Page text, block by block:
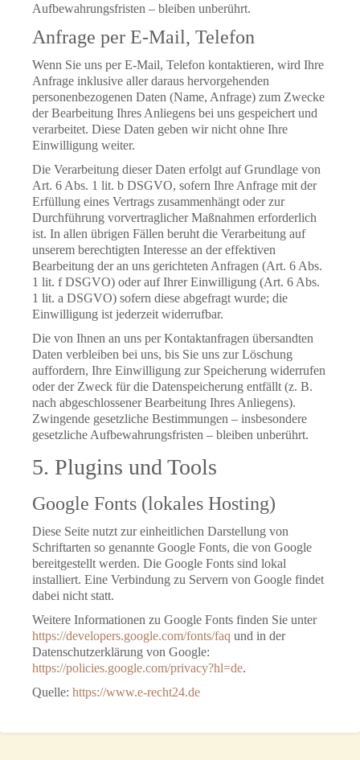
Aufbewahrungsfristen – bleiben unberührt.
Anfrage per E-Mail, Telefon
Wenn Sie uns per E-Mail, Telefon kontaktieren, wird Ihre
Anfrage inklusive aller daraus hervorgehenden
personenbezogenen Daten (Name, Anfrage) zum Zwecke
der Bearbeitung Ihres Anliegens bei uns gespeichert und
verarbeitet. Diese Daten geben wir nicht ohne Ihre
Einwilligung weiter.
Die Verarbeitung dieser Daten erfolgt auf Grundlage von
Art. 6 Abs. 1 lit. b DSGVO, sofern Ihre Anfrage mit der
Erfüllung eines Vertrags zusammenhängt oder zur
Durchführung vorvertraglicher Maßnahmen erforderlich
ist. In allen übrigen Fällen beruht die Verarbeitung auf
unserem berechtigten Interesse an der effektiven
Bearbeitung der an uns gerichteten Anfragen (Art. 6 Abs.
1 lit. f DSGVO) oder auf Ihrer Einwilligung (Art. 6 Abs.
1 lit. a DSGVO) sofern diese abgefragt wurde; die
Einwilligung ist jederzeit widerrufbar.
Die von Ihnen an uns per Kontaktanfragen übersandten
Daten verbleiben bei uns, bis Sie uns zur Löschung
auffordern, Ihre Einwilligung zur Speicherung widerrufen
oder der Zweck für die Datenspeicherung entfällt (z. B.
nach abgeschlossener Bearbeitung Ihres Anliegens).
Zwingende gesetzliche Bestimmungen – insbesondere
gesetzliche Aufbewahrungsfristen – bleiben unberührt.
5. Plugins und Tools
Google Fonts (lokales Hosting)
Diese Seite nutzt zur einheitlichen Darstellung von
Schriftarten so genannte Google Fonts, die von Google
bereitgestellt werden. Die Google Fonts sind lokal
installiert. Eine Verbindung zu Servern von Google findet
dabei nicht statt.
Weitere Informationen zu Google Fonts finden Sie unter
https://developers.google.com/fonts/faq und in der
Datenschutzerklärung von Google:
https://policies.google.com/privacy?hl=de.
Quelle: https://www.e-recht24.de